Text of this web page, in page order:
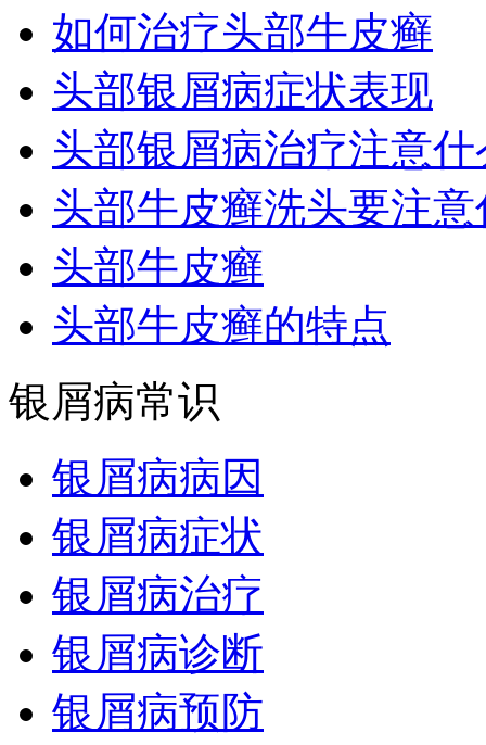
如何治疗头部牛皮癣
头部银屑病症状表现
头部银屑病治疗注意什
头部牛皮癣洗头要注意
头部牛皮癣
头部牛皮癣的特点
银屑病常识
银屑病病因
银屑病症状
银屑病治疗
银屑病诊断
银屑病预防